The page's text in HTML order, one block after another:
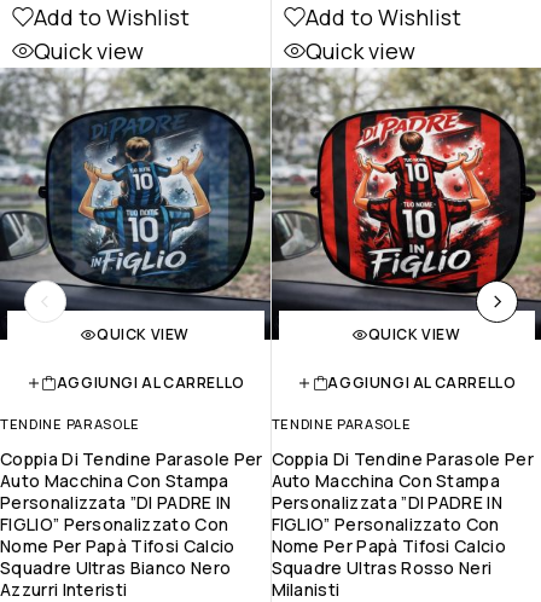
Add to Wishlist
Quick view
QUICK VIEW
AGGIUNGI AL CARRELLO
TENDINE PARASOLE
Coppia Di Tendine Parasole Per
Auto Macchina Con Stampa
Personalizzata ”DI PADRE IN
FIGLIO” Personalizzato Con
Nome Per Papà Tifosi Calcio
Squadre Ultras Bianco Nero
Azzurri Interisti
Add to Wishlist
Quick view
QUICK VIEW
AGGIUNGI AL CARRELLO
TENDINE PARASOLE
Coppia Di Tendine Parasole Per
Auto Macchina Con Stampa
Personalizzata ”DI PADRE IN
FIGLIO” Personalizzato Con
Nome Per Papà Tifosi Calcio
Squadre Ultras Rosso Neri
Milanisti